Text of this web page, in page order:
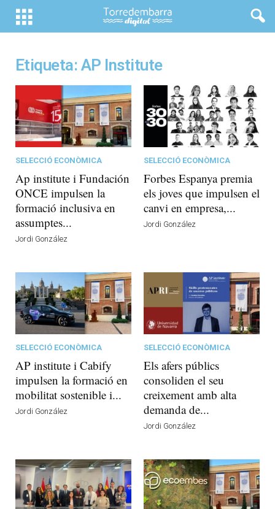
Etiqueta: AP Institute
SELECCIÓ ECONÒMICA
Ap institute i Fundación
ONCE impulsen la
formació inclusiva en
assumptes...
Jordi González
SELECCIÓ ECONÒMICA
Forbes Espanya premia
els joves que impulsen el
canvi en empresa,...
Jordi González
SELECCIÓ ECONÒMICA
AP institute i Cabify
impulsen la formació en
mobilitat sostenible i...
Jordi González
SELECCIÓ ECONÒMICA
Els afers públics
consoliden el seu
creixement amb alta
demanda de...
Jordi González